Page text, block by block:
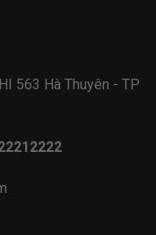
563 Hà Thuyên - TP